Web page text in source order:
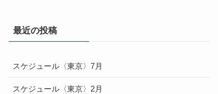
最近の投稿
スケジュール〈東京〉7月
スケジュール〈東京〉2月